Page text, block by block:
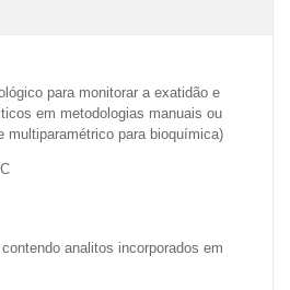
para monitorar a exatidão e
em metodologias manuais ou
multiparamétrico para bioquímica)
analitos incorporados em